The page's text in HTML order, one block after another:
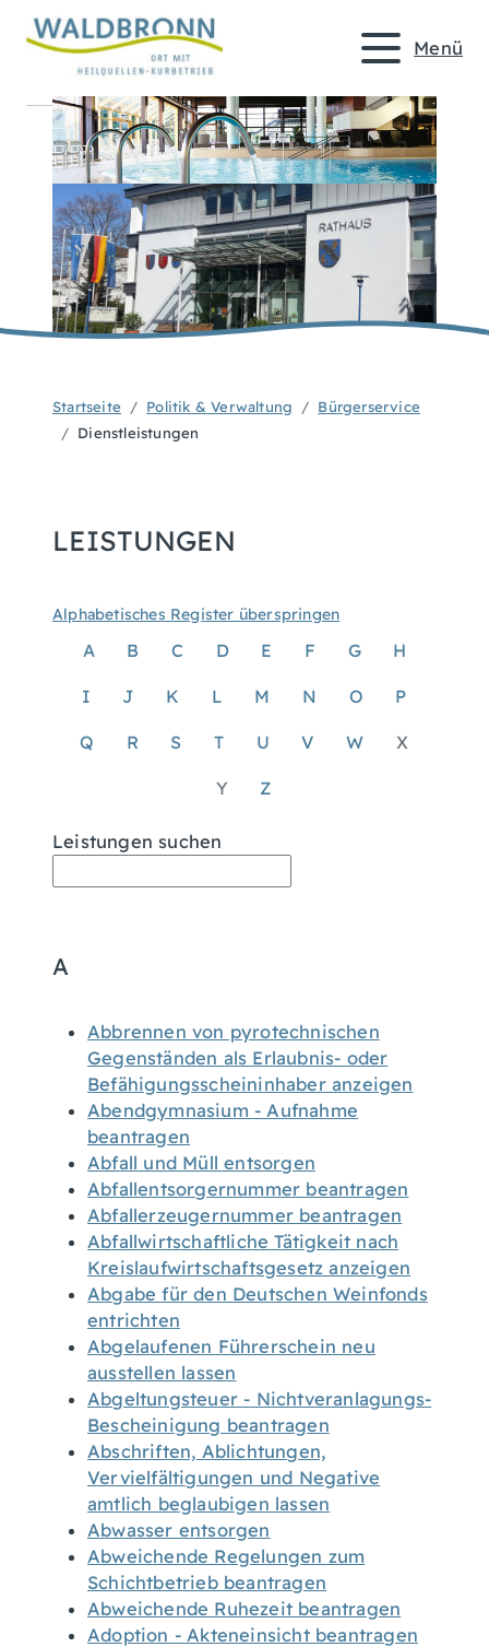
Menü
Startseite Politik & Verwaltung
Bürgerservice
Dienstleistungen
LEISTUNGEN
Alphabetisches Register überspringen
A B C D E F G H
I J K L M N O P
Q R S T U V W X
Y Z
Leistungen suchen
A
Abbrennen von pyrotechnischen
Gegenständen als Erlaubnis- oder
Befähigungsscheininhaber anzeigen
Abendgymnasium - Aufnahme
beantragen
Abfall und Müll entsorgen
Abfallentsorgernummer beantragen
Abfallerzeugernummer beantragen
Abfallwirtschaftliche Tätigkeit nach
Kreislaufwirtschaftsgesetz anzeigen
Abgabe für den Deutschen Weinfonds
entrichten
Abgelaufenen Führerschein neu
ausstellen lassen
Abgeltungsteuer - Nichtveranlagungs-
Bescheinigung beantragen
Abschriften, Ablichtungen,
Vervielfältigungen und Negative
amtlich beglaubigen lassen
Abwasser entsorgen
Abweichende Regelungen zum
Schichtbetrieb beantragen
Abweichende Ruhezeit beantragen
Adoption - Akteneinsicht beantragen